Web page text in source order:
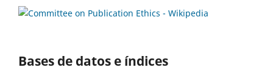
Bases de datos e índices